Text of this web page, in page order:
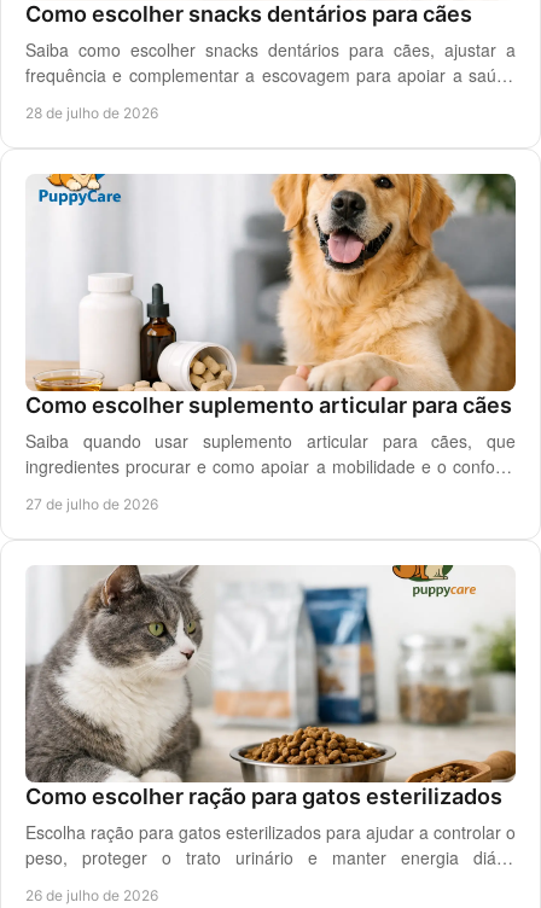
Como escolher snacks dentários para cães
Saiba como escolher snacks dentários para cães, ajustar a
frequência e complementar a escovagem para apoiar a saúde
28 de julho de 2026
Como escolher suplemento articular para cães
Saiba quando usar suplemento articular para cães, que
ingredientes procurar e como apoiar a mobilidade e o conforto
27 de julho de 2026
Como escolher ração para gatos esterilizados
Escolha ração para gatos esterilizados para ajudar a controlar o
peso, proteger o trato urinário e manter energia diária
26 de julho de 2026